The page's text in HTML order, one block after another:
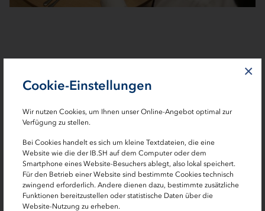
Cookie-Einstellungen
Wir nutzen Cookies, um Ihnen unser Online-Angebot optimal zur
Verfügung zu stellen.
Bei Cookies handelt es sich um kleine Textdateien, die eine
Website wie die der IB.SH auf dem Computer oder dem
Smartphone eines Website-Besuchers ablegt, also lokal speichert.
Für den Betrieb einer Website sind bestimmte Cookies technisch
zwingend erforderlich. Andere dienen dazu, bestimmte zusätzliche
Funktionen bereitzustellen oder statistische Daten über die
Website-Nutzung zu erheben.
×